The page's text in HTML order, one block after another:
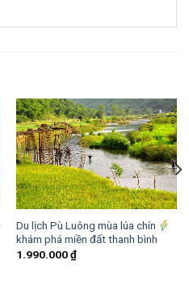
Du lịch Pù Luông mùa lúa chín
khám phá miền đất thanh bình
1.990.000₫